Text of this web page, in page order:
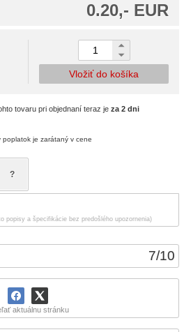
7/10
aktuálnu stránku
0.20,- EUR
Vložiť do košíka
tovaru pri objednaní teraz je za 2 dni
poplatok je zarátaný v cene
?
popisy a špecifikácie bez predošlého upozornenia)